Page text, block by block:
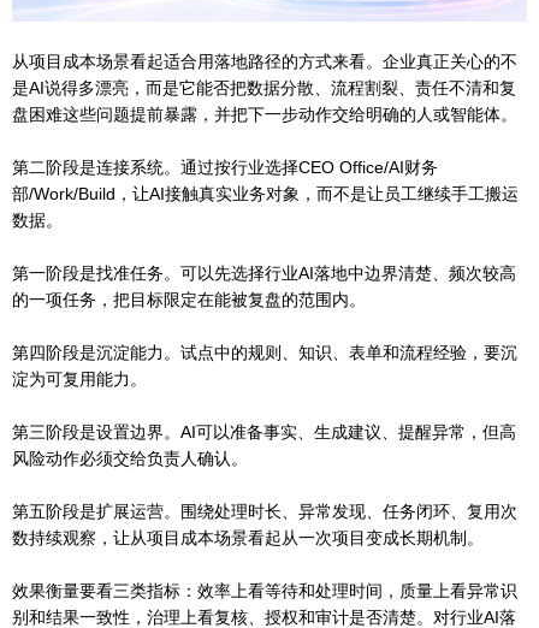
从项目成本场景看起适合用落地路径的方式来看。企业真正关心的不
是AI说得多漂亮，而是它能否把数据分散、流程割裂、责任不清和复
盘困难这些问题提前暴露，并把下一步动作交给明确的人或智能体。
第二阶段是连接系统。通过按行业选择CEO Office/AI财务
部/Work/Build，让AI接触真实业务对象，而不是让员工继续手工搬运
数据。
第一阶段是找准任务。可以先选择行业AI落地中边界清楚、频次较高
的一项任务，把目标限定在能被复盘的范围内。
第四阶段是沉淀能力。试点中的规则、知识、表单和流程经验，要沉
淀为可复用能力。
第三阶段是设置边界。AI可以准备事实、生成建议、提醒异常，但高
风险动作必须交给负责人确认。
第五阶段是扩展运营。围绕处理时长、异常发现、任务闭环、复用次
数持续观察，让从项目成本场景看起从一次项目变成长期机制。
效果衡量要看三类指标：效率上看等待和处理时间，质量上看异常识
别和结果一致性，治理上看复核、授权和审计是否清楚。对行业AI落